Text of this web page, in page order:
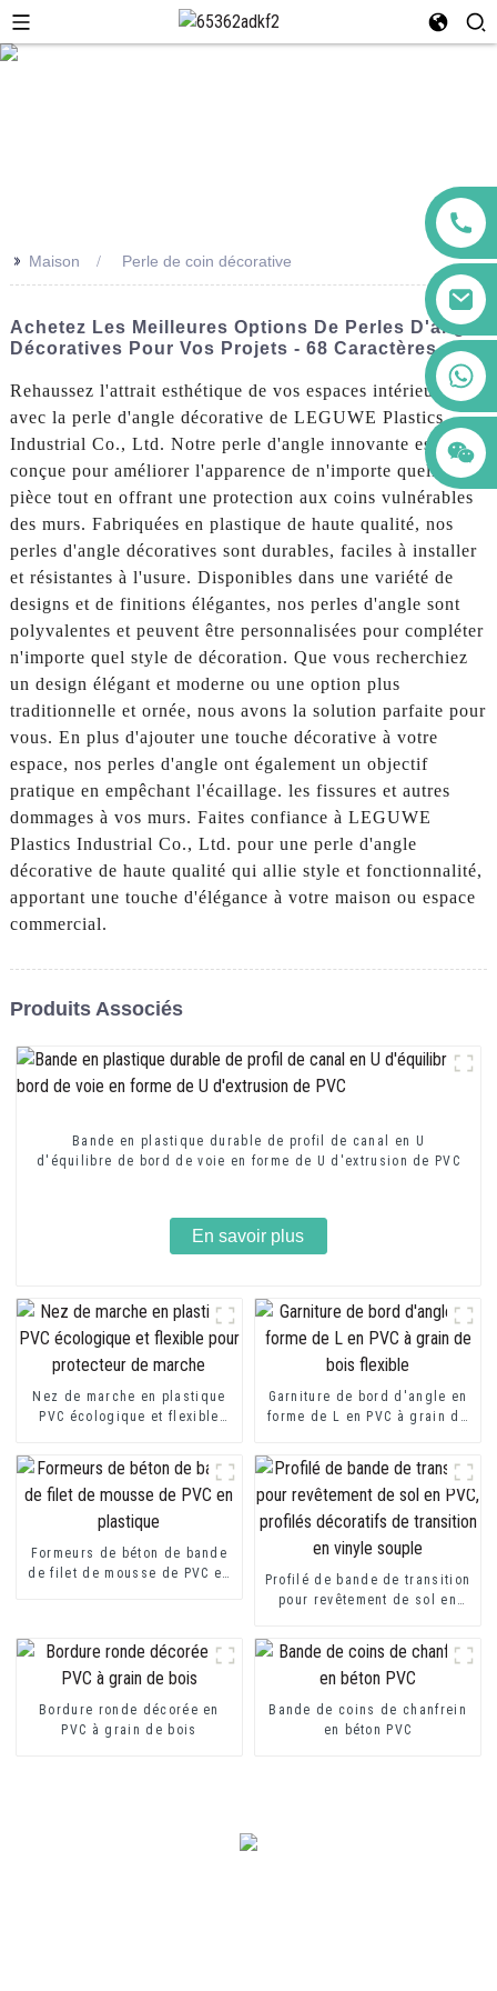
>> Maison Perle de coin décorative
Achetez Les Meilleures Options De Perles D'angle
Décoratives Pour Vos Projets - 68 Caractères
Rehaussez l'attrait esthétique de vos espaces intérieurs
avec la perle d'angle décorative de LEGUWE Plastics
Industrial Co., Ltd. Notre perle d'angle innovante est
conçue pour améliorer l'apparence de n'importe quelle
pièce tout en offrant une protection aux coins vulnérables
des murs. Fabriquées en plastique de haute qualité, nos
perles d'angle décoratives sont durables, faciles à installer
et résistantes à l'usure. Disponibles dans une variété de
designs et de finitions élégantes, nos perles d'angle sont
polyvalentes et peuvent être personnalisées pour compléter
n'importe quel style de décoration. Que vous recherchiez
un design élégant et moderne ou une option plus
traditionnelle et ornée, nous avons la solution parfaite pour
vous. En plus d'ajouter une touche décorative à votre
espace, nos perles d'angle ont également un objectif
pratique en empêchant l'écaillage. les fissures et autres
dommages à vos murs. Faites confiance à LEGUWE
Plastics Industrial Co., Ltd. pour une perle d'angle
décorative de haute qualité qui allie style et fonctionnalité,
apportant une touche d'élégance à votre maison ou espace
commercial.
Produits Associés
Bande en plastique durable de profil de canal en U
d'équilibre de bord de voie en forme de U d'extrusion de PVC
En savoir plus
Nez de marche en plastique
PVC écologique et flexible
Garniture de bord d'angle en
forme de L en PVC à grain de
Formeurs de béton de bande
de filet de mousse de PVC en
Profilé de bande de transition
pour revêtement de sol en
transition en vinyle souple
Bordure ronde décorée en
PVC à grain de bois
Bande de coins de chanfrein
en béton PVC